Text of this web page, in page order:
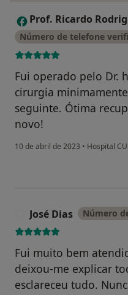
P Prof. Ricardo
Número de telefone
Fui operado pelo Dr.
cirurgia
seguinte. Ótima
novo!
10 de abril de 2023 • Hospital
José Dias Número
Fui muito bem
deixou-me explicar
esclareceu tudo.